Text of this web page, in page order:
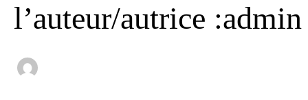
l’auteur/autrice :admin